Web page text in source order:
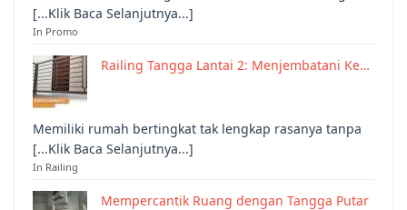
[...Klik Baca Selanjutnya...]
In Promo
Railing Tangga Lantai 2: Menjembatani Ke…
Memiliki rumah bertingkat tak lengkap rasanya tanpa
[...Klik Baca Selanjutnya...]
In Railing
Mempercantik Ruang dengan Tangga Putar